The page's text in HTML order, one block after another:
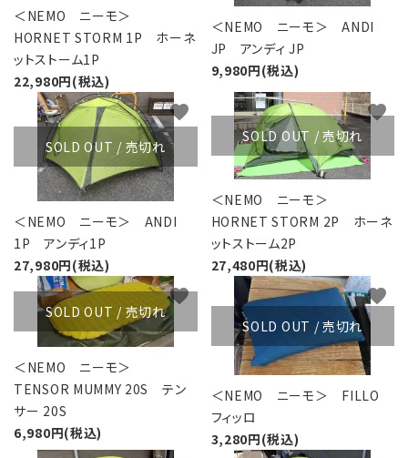
＜NEMO ニーモ＞
HORNET STORM 1P ホーネ
ットストーム1P
22,980円(税込)
＜NEMO ニーモ＞ ANDI
JP アンディ JP
9,980円(税込)
SOLD OUT / 売切れ
＜NEMO ニーモ＞ ANDI
1P アンディ1P
27,980円(税込)
favorite
SOLD OUT / 売切れ
＜NEMO ニーモ＞
HORNET STORM 2P ホーネ
ットストーム2P
27,480円(税込)
favorite
SOLD OUT / 売切れ
＜NEMO ニーモ＞
TENSOR MUMMY 20S テン
サー 20S
6,980円(税込)
favorite
SOLD OUT / 売切れ
＜NEMO ニーモ＞ FILLO
フィッロ
3,280円(税込)
favorite